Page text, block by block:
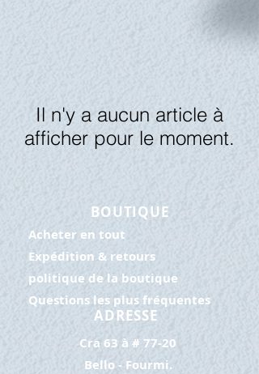
Il n'y a aucun article à
afficher pour le moment.
BOUTIQUE
Acheter en tout
Expédition & retours
politique de la boutique
Questions les plus fréquentes
ADRESSE
Cra 63 à # 77-20
Bello - Fourmi.